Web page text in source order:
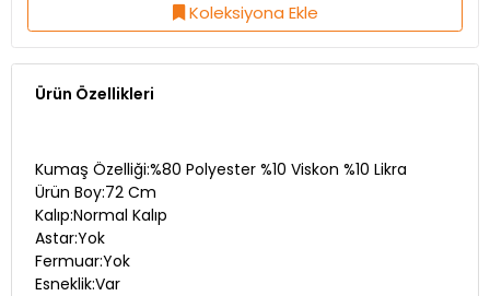
Koleksiyona Ekle
Ürün Özellikleri
Kumaş Özelliği:%80 Polyester %10 Viskon %10 Likra
Ürün Boy:72 Cm
Kalıp:Normal Kalıp
Astar:Yok
Fermuar:Yok
Esneklik:Var